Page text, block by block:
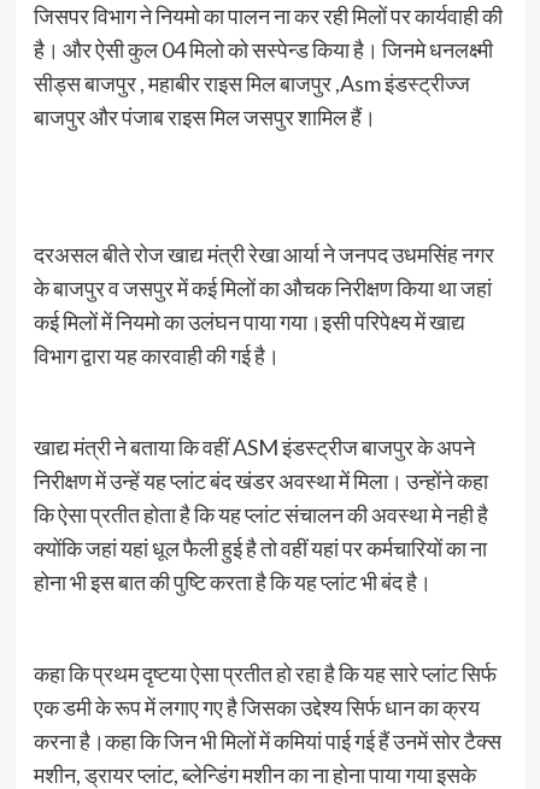
जिसपर विभाग ने नियमो का पालन ना कर रही मिलों पर कार्यवाही की
है। और ऐसी कुल 04 मिलो को सस्पेन्ड किया है। जिनमे धनलक्ष्मी
सीड्स बाजपुर , महाबीर राइस मिल बाजपुर ,Asm इंडस्ट्रीज्ज
बाजपुर और पंजाब राइस मिल जसपुर शामिल हैं।
दरअसल बीते रोज खाद्य मंत्री रेखा आर्या ने जनपद उधमसिंह नगर
के बाजपुर व जसपुर में कई मिलों का औचक निरीक्षण किया था जहां
कई मिलों में नियमो का उलंघन पाया गया।इसी परिपेक्ष्य में खाद्य
विभाग द्वारा यह कारवाही की गई है।
खाद्य मंत्री ने बताया कि वहीं ASM इंडस्ट्रीज बाजपुर के अपने
निरीक्षण में उन्हें यह प्लांट बंद खंडर अवस्था में मिला। उन्होंने कहा
कि ऐसा प्रतीत होता है कि यह प्लांट संचालन की अवस्था मे नही है
क्योंकि जहां यहां धूल फैली हुई है तो वहीं यहां पर कर्मचारियों का ना
होना भी इस बात की पुष्टि करता है कि यह प्लांट भी बंद है।
कहा कि प्रथम दृष्टया ऐसा प्रतीत हो रहा है कि यह सारे प्लांट सिर्फ
एक डमी के रूप में लगाए गए है जिसका उद्देश्य सिर्फ धान का क्रय
करना है।कहा कि जिन भी मिलों में कमियां पाई गई हैं उनमें सोर टैक्स
मशीन, ड्रायर प्लांट, ब्लेन्डिंग मशीन का ना होना पाया गया इसके